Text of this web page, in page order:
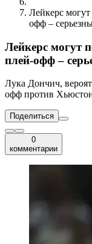
Лейкерс
офф –
Лейкерс могут
плей-офф –
Лука Дончич,
офф против
Поделиться
0
комментарии